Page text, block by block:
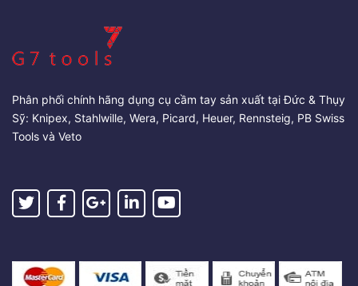
Phân phối chính hãng dụng cụ cầm tay sản xuất tại Đức & Thụy
Sỹ: Knipex, Stahlwille, Wera, Picard, Heuer, Rennsteig, PB Swiss
Tools và Veto